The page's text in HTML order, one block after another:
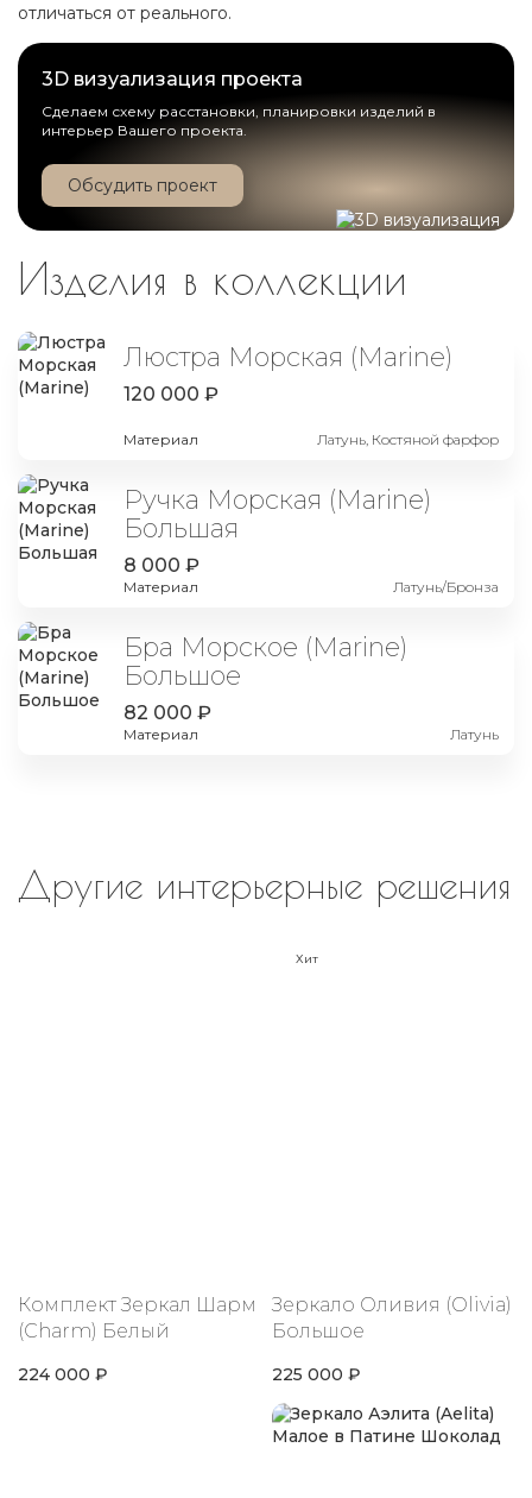
отличаться от реального.
3D визуализация проекта
Сделаем схему расстановки, планировки изделий в
интерьер Вашего проекта.
Обсудить проект
Изделия в коллекции
Люстра Морская (Marine)
120 000 ₽
Материал Латунь, Костяной фарфор
Ручка Морская (Marine)
Большая
8 000 ₽
Материал Латунь/Бронза
Бра Морское (Marine)
Большое
82 000 ₽
Материал Латунь
Другие интерьерные решения
Комплект Зеркал Шарм
(Charm) Белый
224 000 ₽
Хит
Зеркало Оливия (Olivia)
Большое
225 000 ₽